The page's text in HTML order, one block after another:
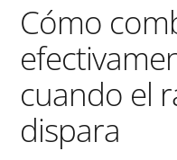
Cómo
cuando el
dispara